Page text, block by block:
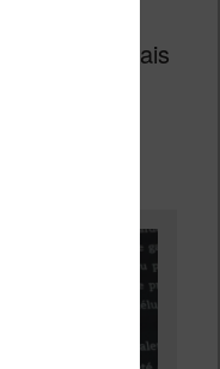
mais
n’est
Bookeen